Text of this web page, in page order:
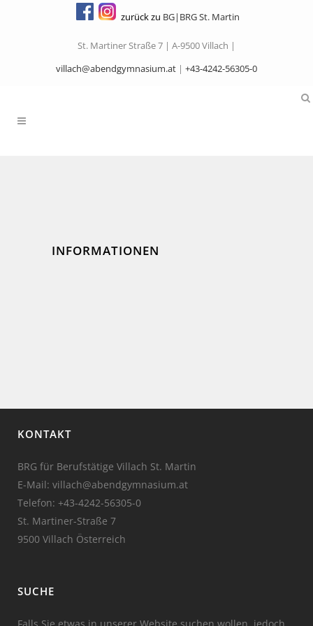
zurück zu BG|BRG St. Martin
St. Martiner Straße 7 | A-9500 Villach |
villach@abendgymnasium.at | +43-4242-56305-0
INFORMATIONEN
KONTAKT
BRG für Berufstätige Villach St. Martin
E-Mail: villach@abendgymnasium.at
Telefon: +43-4242-56305-0
St. Martiner-Straße 7
9500 Villach Österreich
SUCHE